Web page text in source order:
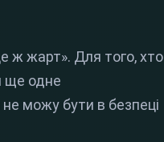
ж жарт». Для того, хто
ще одне
можу бути в безпеці